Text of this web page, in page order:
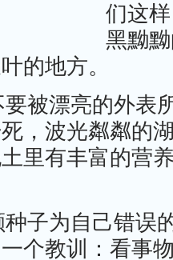
们这
黑黝
的地方。
被漂亮的外表
，波光粼粼的
里有丰富的营
子为自己错误
个教训：看事